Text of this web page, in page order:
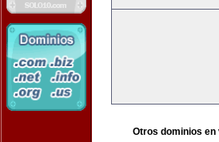
Otros dominios en